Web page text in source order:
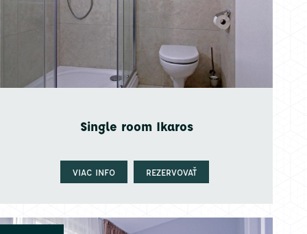
Single room Ikaros
VIAC INFO REZERVOVAŤ